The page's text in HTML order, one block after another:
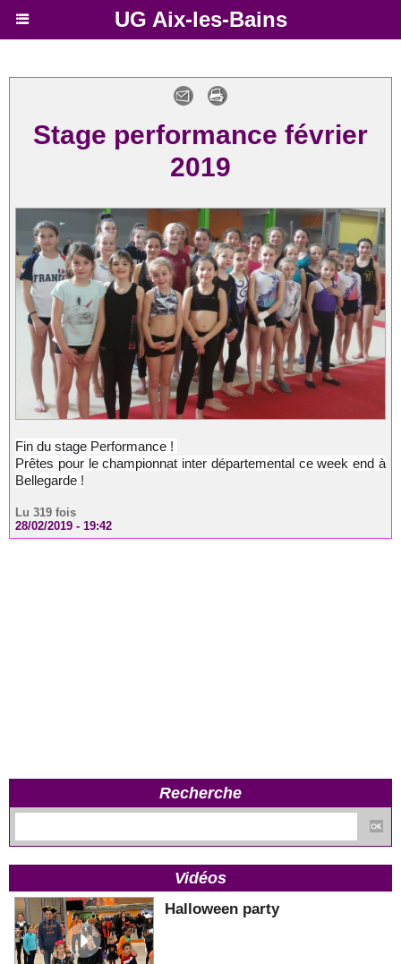
UG Aix-les-Bains
Recherche
Vidéos
Halloween party
Stage performance février
2019
Fin du stage Performance !
Prêtes pour le championnat inter départemental ce week end à
Bellegarde !
Lu 319 fois
28/02/2019 - 19:42